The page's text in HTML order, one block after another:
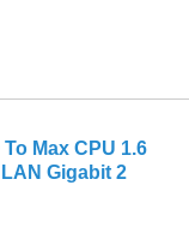
Max CPU 1.6
Gigabit 2